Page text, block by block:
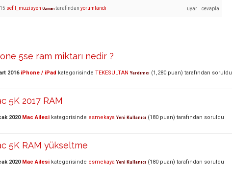
sefil_muzisyen Uzman tarafından yorumlandı
5se ram miktarı nedir ?
2016 iPhone / iPad kategorisinde TEKESULTAN Yardımcı (1,280 puan) tarafından soruldu
5K 2017 RAM
2020 Mac Ailesi kategorisinde esmekaya Yeni Kullanıcı (180 puan) tarafından soruldu
5K RAM yükseltme
2020 Mac Ailesi kategorisinde esmekaya Yeni Kullanıcı (180 puan) tarafından soruldu